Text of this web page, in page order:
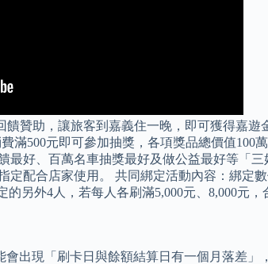
贊助，讓旅客到嘉義住一晚，即可獲得嘉遊
500元即可參加抽獎，各項獎品總價值100
好、百萬名車抽獎最好及做公益最好等「
配合店家使用。 共同綁定活動內容：綁定
另外4人，若每人各刷滿5,000元、8,000元，
出現「刷卡日與餘額結算日有一個月落差」